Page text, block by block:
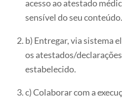
acesso ao atestado
sensível do seu conteúdo.
b) Entregar, via sistema
os atestados/
estabelecido.
c) Colaborar com a